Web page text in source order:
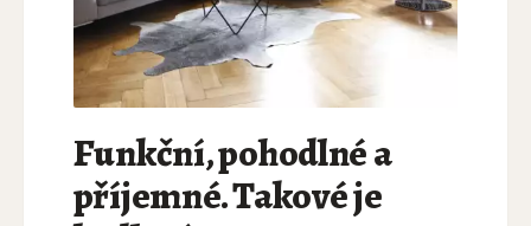
Funkční, pohodlné a
příjemné. Takové je